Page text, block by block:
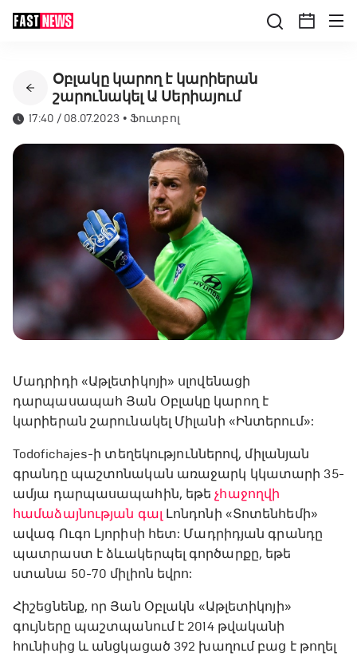
Օբլակը կարող է կարիերան
շարունակել Ա Սերիայում
17:40 / 08.07.2023 •Ֆուտբոլ
Մադրիդի «Աթլետիկոյի» սլովենացի
դարպասապահ Յան Օբլակը կարող է
կարիերան շարունակել Միլանի «Ինտերում»:
Todofichajes-ի տեղեկություններով, միլանյան
գրանդը պաշտոնական առաջարկ կկատարի 35-
ամյա դարպասապահին, եթե չհաջողվի
համաձայնության գալ Լոնդոնի «Տոտենհեմի»
ավագ Ուգո Լյորիսի հետ: Մադրիդյան գրանդը
պատրաստ է ձևակերպել գործարքը, եթե
ստանա 50-70 միլիոն եվրո:
Հիշեցնենք, որ Յան Օբլակն «Աթլետիկոյի»
գույները պաշտպանում է 2014 թվականի
հունիսից և անցկացած 392 խաղում բաց է թողել